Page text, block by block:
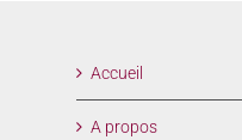
Accueil
A propos